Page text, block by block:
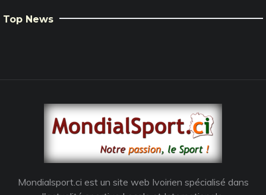
Top News
Mondialsport.ci est un site web Ivoirien spécialisé dans